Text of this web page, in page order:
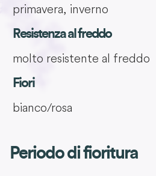
primavera, inverno
Resistenza al freddo
molto resistente al freddo
Fiori
bianco/rosa
Periodo di fioritura